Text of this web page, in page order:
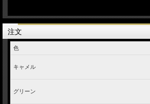
注文
色
キャメル
グリーン